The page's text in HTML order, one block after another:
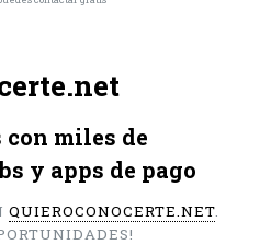
miles de
y apps de pago
QUIEROCONOCERTE.NET.